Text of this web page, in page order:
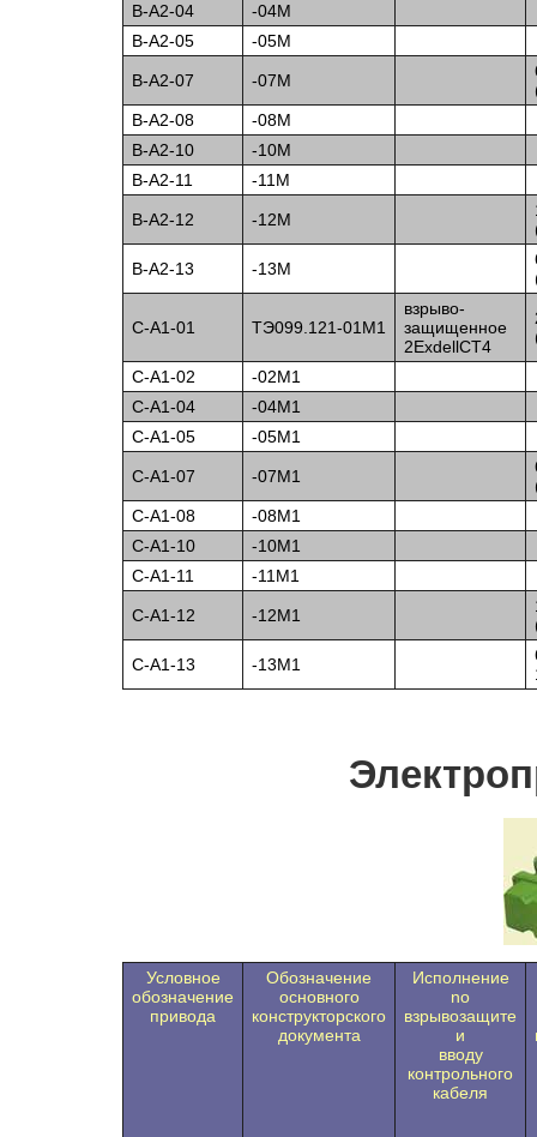
B-А2-04
-04М
B-А2-05
-05М
B-А2-07 -07М
B-А2-08
-08М
B-А2-10
-10М
B-А2-11
-11М
B-А2-12 -12М
B-А2-13 -13М
C-А1-01 ТЭ099.121-01М1
взрыво-
защищенное
2ExdellCT4
C-А1-02
-02М1
C-А1-04
-04М1
C-А1-05
-05М1
C-А1-07 -07М1
C-А1-08
-08М1
C-А1-10
-10М1
C-А1-11
-11М1
C-А1-12 -12М1
C-А1-13 -13М1
Условное
обозначение
привода
Обозначение
основного
конструкторского
документа
Исполнение
no
взрывозащите
и
вводу
контрольного
кабеля